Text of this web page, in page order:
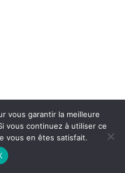
vous garantir la meilleure
vous continuez à utiliser ce
vous en êtes satisfait.